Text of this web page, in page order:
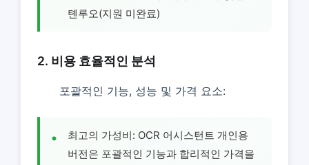
톈루오(지원 미완료)
2. 비용 효율적인 분석
포괄적인 기능, 성능 및 가격 요소:
최고의 가성비: OCR 어시스턴트 개인용
버전은 포괄적인 기능과 합리적인 가격을